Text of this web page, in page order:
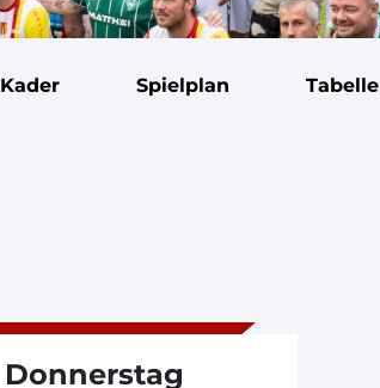
Kader Spielplan Tabelle
Donnerstag